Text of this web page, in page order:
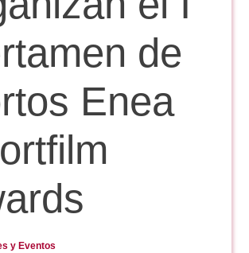
Lectivo
de
Enea
y Eventos